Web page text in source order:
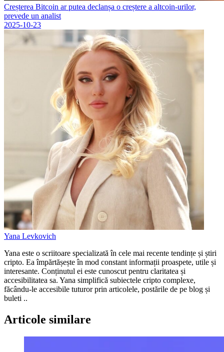
Creșterea Bitcoin ar putea declanșa o creștere a altcoin-urilor,
prevede un analist
2025-10-23
Yana Levkovich
Yana este o scriitoare specializată în cele mai recente tendințe și știri
cripto. Ea împărtășește în mod constant informații proaspete, utile și
interesante. Conținutul ei este cunoscut pentru claritatea și
accesibilitatea sa. Yana simplifică subiectele cripto complexe,
făcându-le accesibile tuturor prin articolele, postările de pe blog și
buleti ..
Articole similare